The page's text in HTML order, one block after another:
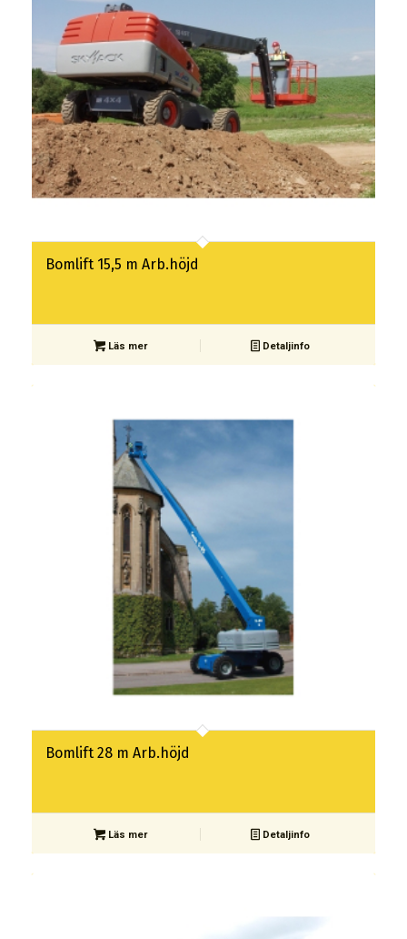
Bomlift 15,5 m Arb.höjd
Läs mer Detaljinfo
Bomlift 28 m Arb.höjd
Läs mer Detaljinfo